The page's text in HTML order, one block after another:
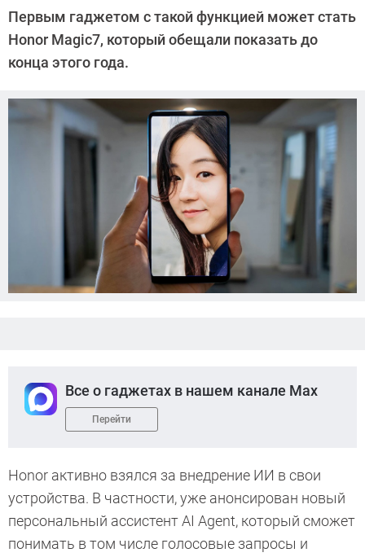
Первым гаджетом с такой функцией может стать
Honor Magic7, который обещали показать до
конца этого года.
Все о гаджетах в нашем канале Max
Перейти
Honor активно взялся за внедрение ИИ в свои
устройства. В частности, уже анонсирован новый
персональный ассистент AI Agent, который сможет
понимать в том числе голосовые запросы и